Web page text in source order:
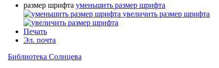
размер шрифта уменьшить размер шрифта
увеличить размер шрифта
Печать
Эл. почта
Библиотека Солнцева